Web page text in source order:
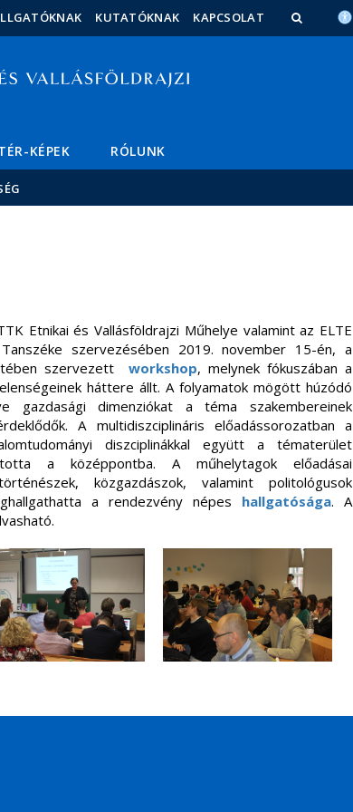
KUTATÓKNAK KAPCSOLAT
KÉPEK RÓLUNK
Etnikai és Vallásföldrajzi Műhelye valamint az ELTE
szervezésében 2019. november 15-én, a
szervezett workshop, melynek fókuszában a
háttere állt. A folyamatok mögött húzódó
gazdasági dimenziókat a téma szakembereinek
A multidiszciplináris előadássorozatban a
diszciplinákkal együtt a tématerület
a középpontba. A műhelytagok előadásai
közgazdászok, valamint politológusok
a rendezvény népes hallgatósága. A